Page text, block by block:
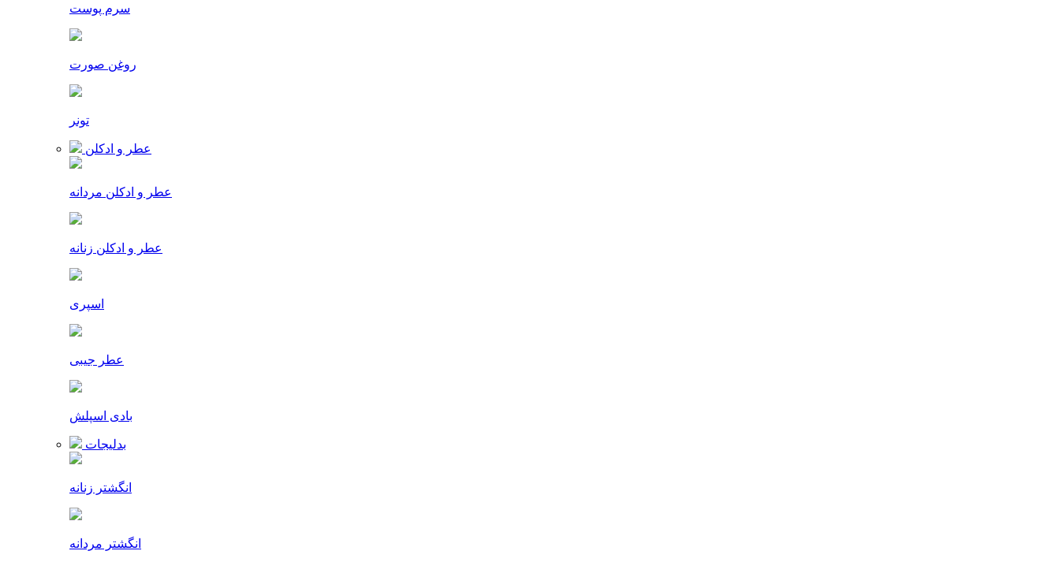
سرم پوست
روغن صورت
تونر
عطر و ادکلن
عطر و ادکلن مردانه
عطر و ادکلن زنانه
اسپری
عطر جیبی
بادی اسپلش
بدلیجات
انگشتر زنانه
انگشتر مردانه